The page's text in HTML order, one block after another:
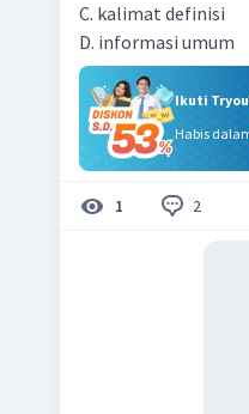
C. kalimat definisi
D. informasi umum
Ikuti
Habis
1 2